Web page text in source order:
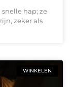
hap; ze
zeker als
WINKELEN